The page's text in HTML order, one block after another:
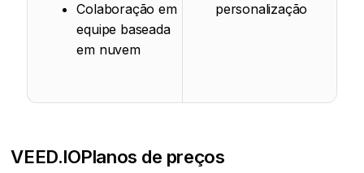
Colaboração em
equipe baseada
em nuvem
personalização
VEED.IOPlanos de preços